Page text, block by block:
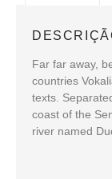
Far far away,
countries
texts.
coast of the
river named